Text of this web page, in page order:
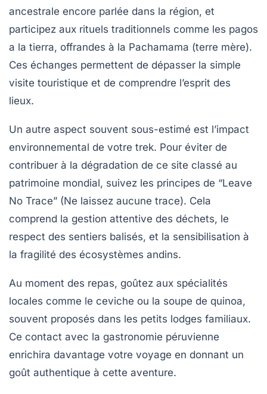
ancestrale encore parlée dans la région, et
participez aux rituels traditionnels comme les pagos
a la tierra, offrandes à la Pachamama (terre mère).
Ces échanges permettent de dépasser la simple
visite touristique et de comprendre l’esprit des
lieux.
Un autre aspect souvent sous-estimé est l’impact
environnemental de votre trek. Pour éviter de
contribuer à la dégradation de ce site classé au
patrimoine mondial, suivez les principes de “Leave
No Trace” (Ne laissez aucune trace). Cela
comprend la gestion attentive des déchets, le
respect des sentiers balisés, et la sensibilisation à
la fragilité des écosystèmes andins.
Au moment des repas, goûtez aux spécialités
locales comme le ceviche ou la soupe de quinoa,
souvent proposés dans les petits lodges familiaux.
Ce contact avec la gastronomie péruvienne
enrichira davantage votre voyage en donnant un
goût authentique à cette aventure.